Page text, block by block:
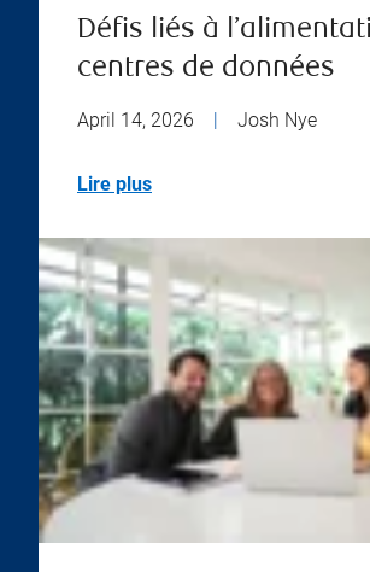
Défis liés à
centres de données
April 14, 2026 | Josh Nye
Lire plus